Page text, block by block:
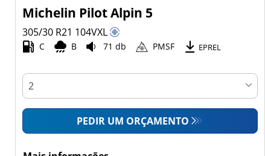
Michelin Pilot Alpin 5
305/30 R21 104VXL
C B 71 db PMSF EPREL
PEDIR UM ORÇAMENTO